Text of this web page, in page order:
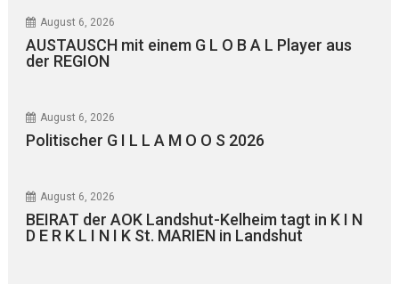
August 6, 2026
AUSTAUSCH mit einem G L O B A L Player aus
der REGION
August 6, 2026
Politischer G I L L A M O O S 2026
August 6, 2026
BEIRAT der AOK Landshut-Kelheim tagt in K I N
D E R K L I N I K St. MARIEN in Landshut